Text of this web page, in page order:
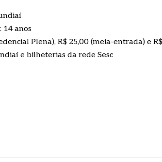
14 anos
Plena), R$ 25,00 (meia-entrada) e
e bilheterias da rede Sesc